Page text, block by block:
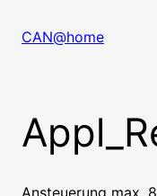
InhaltCAN@home